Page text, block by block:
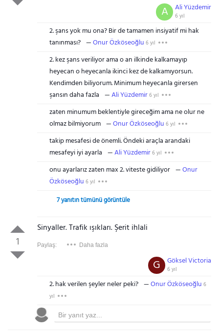
Ali Yüzdemir
6 yıl
A
2. şans yok mu ona? Bir de tamamen insiyatif mi hak
tanınması?
Onur Özköseoğlu 6 yıl
2. kez şans veriliyor ama o an ilkinde kalkamayıp
heyecan o heyecanla ikinci kez de kalkamıyorsun.
Kendimden biliyorum. Minimum heyecanla girersen
şansın daha fazla
Ali Yüzdemir6 yıl
zaten minumum beklentiyle gireceğim ama ne olur ne
olmaz bilmiyorum
Onur Özköseoğlu 6 yıl
takip mesafesi de önemli. Öndeki araçla arandaki
mesafeyi iyi ayarla
Ali Yüzdemir6 yıl
onu ayarlarız zaten max 2. viteste gidiliyor
Onur
Özköseoğlu 6 yıl
7 yanıtın tümünü görüntüle
1
Sinyaller. Trafik ışıkları. Şerit ihlali
Paylaş: Daha fazla
Göksel Victoria
6 yıl
G
2. hak verilen şeyler neler peki? Onur Özköseoğlu 6
yıl